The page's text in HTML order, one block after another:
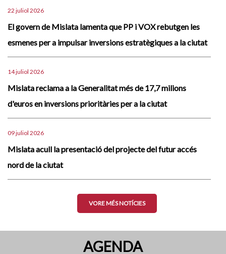
22 juliol 2026
El govern de Mislata lamenta que PP i VOX rebutgen les
esmenes per a impulsar inversions estratègiques a la ciutat
14 juliol 2026
Mislata reclama a la Generalitat més de 17,7 milions
d'euros en inversions prioritàries per a la ciutat
09 juliol 2026
Mislata acull la presentació del projecte del futur accés
nord de la ciutat
VORE MÉS NOTÍCIES
AGENDA